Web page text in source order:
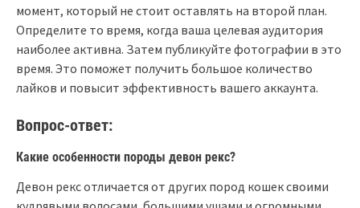
момент, который не стоит оставлять на второй план.
Определите то время, когда ваша целевая аудитория
наиболее активна. Затем публикуйте фотографии в это
время. Это поможет получить большое количество
лайков и повысит эффективность вашего аккаунта.
Вопрос-ответ:
Какие особенности породы девон рекс?
Девон рекс отличается от других пород кошек своими